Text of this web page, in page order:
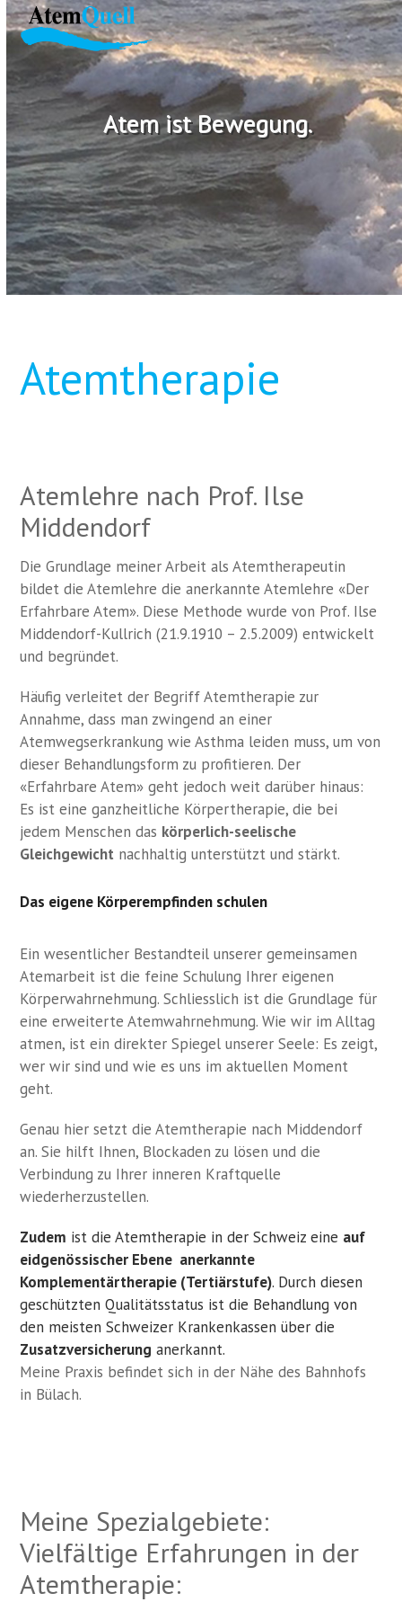
Skip
to
content
Open
mobile
menu
Close
mobile
menu
Atem ist Bewegung.
Atemtherapie
Atemlehre nach Prof. Ilse
Middendorf
Die Grundlage meiner Arbeit als Atemtherapeutin
bildet die Atemlehre die anerkannte Atemlehre «Der
Erfahrbare Atem». Diese Methode wurde von Prof. Ilse
Middendorf-Kullrich (21.9.1910 – 2.5.2009) entwickelt
und begründet.
Häufig verleitet der Begriff Atemtherapie zur
Annahme, dass man zwingend an einer
Atemwegserkrankung wie Asthma leiden muss, um von
dieser Behandlungsform zu profitieren. Der
«Erfahrbare Atem» geht jedoch weit darüber hinaus:
Es ist eine ganzheitliche Körpertherapie, die bei
jedem Menschen das körperlich-seelische
Gleichgewicht nachhaltig unterstützt und stärkt.
Das eigene Körperempfinden schulen
Ein wesentlicher Bestandteil unserer gemeinsamen
Atemarbeit ist die feine Schulung Ihrer eigenen
Körperwahrnehmung. Schliesslich ist die Grundlage für
eine erweiterte Atemwahrnehmung. Wie wir im Alltag
atmen, ist ein direkter Spiegel unserer Seele: Es zeigt,
wer wir sind und wie es uns im aktuellen Moment
geht.
Genau hier setzt die Atemtherapie nach Middendorf
an. Sie hilft Ihnen, Blockaden zu lösen und die
Verbindung zu Ihrer inneren Kraftquelle
wiederherzustellen.
Zudem ist die Atemtherapie in der Schweiz eine auf
eidgenössischer Ebene anerkannte
Komplementärtherapie (Tertiärstufe). Durch diesen
geschützten Qualitätsstatus ist die Behandlung von
den meisten Schweizer Krankenkassen über die
Zusatzversicherung anerkannt.
Meine Praxis befindet sich in der Nähe des Bahnhofs
in Bülach.
Meine Spezialgebiete:
Vielfältige Erfahrungen in der
Atemtherapie: